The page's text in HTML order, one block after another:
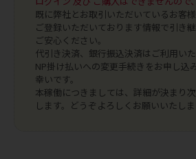
既に弊社とお取引いただいているお客様
ご登録いただいております情報で引き
ご安心ください。
代引き決済、銀行振込決済はご利用いた
NP掛け払いへの変更手続きをお申し込
幸いです。
本稼働につきましては、詳細が決まり
します。どうぞよろしくお願いいたしま